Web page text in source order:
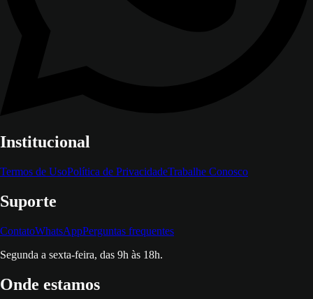
Institucional
Termos de UsoPolítica de PrivacidadeTrabalhe Conosco
Suporte
ContatoWhatsAppPerguntas frequentes
Segunda a sexta-feira, das 9h às 18h.
Onde estamos